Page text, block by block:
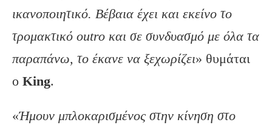
ικανοποιητικό. Βέβαια έχει και εκείνο το
τρομακτικό outro και σε συνδυασμό με όλα τα
παραπάνω, το έκανε να ξεχωρίζει» θυμάται
ο King.
«Ήμουν μπλοκαρισμένος στην κίνηση στο